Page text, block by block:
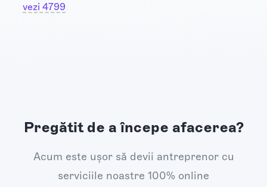
vezi 4799
Pregătit de a începe afacerea?
Acum este ușor să devii antreprenor cu
serviciile noastre 100% online